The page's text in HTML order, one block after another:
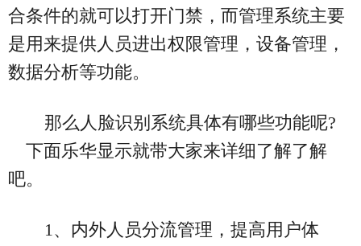
合条件的就可以打开门禁，而管理系统主要
是用来提供人员进出权限管理，设备管理，
数据分析等功能。
那么人脸识别系统具体有哪些功能呢?
下面乐华显示就带大家来详细了解了解
吧。
1、内外人员分流管理，提高用户体